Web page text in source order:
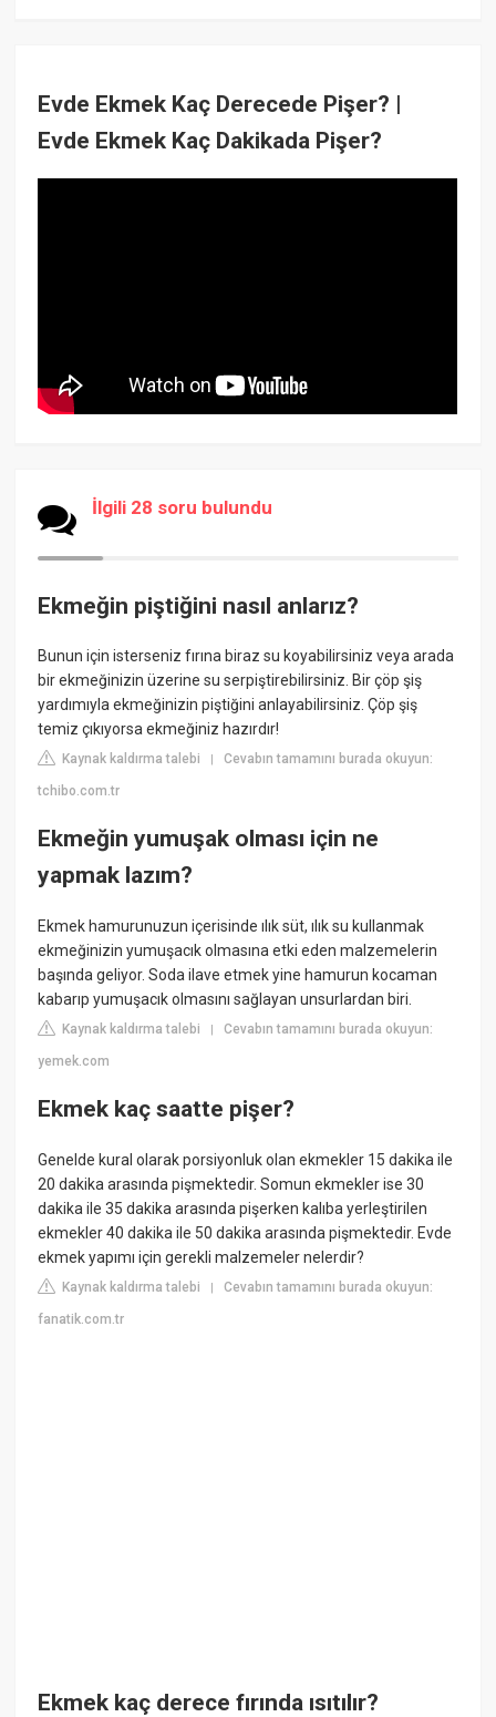
Evde Ekmek Kaç Derecede Pişer? |
Evde Ekmek Kaç Dakikada Pişer?
İlgili 28 soru bulundu
Ekmeğin piştiğini nasıl anlarız?
Bunun için isterseniz fırına biraz su koyabilirsiniz veya arada
bir ekmeğinizin üzerine su serpiştirebilirsiniz. Bir çöp şiş
yardımıyla ekmeğinizin piştiğini anlayabilirsiniz. Çöp şiş
temiz çıkıyorsa ekmeğiniz hazırdır!
Kaynak kaldırma talebi |Cevabın tamamını burada okuyun:
tchibo.com.tr
Ekmeğin yumuşak olması için ne
yapmak lazım?
Ekmek hamurunuzun içerisinde ılık süt, ılık su kullanmak
ekmeğinizin yumuşacık olmasına etki eden malzemelerin
başında geliyor. Soda ilave etmek yine hamurun kocaman
kabarıp yumuşacık olmasını sağlayan unsurlardan biri.
Kaynak kaldırma talebi |Cevabın tamamını burada okuyun:
yemek.com
Ekmek kaç saatte pişer?
Genelde kural olarak porsiyonluk olan ekmekler 15 dakika ile
20 dakika arasında pişmektedir. Somun ekmekler ise 30
dakika ile 35 dakika arasında pişerken kalıba yerleştirilen
ekmekler 40 dakika ile 50 dakika arasında pişmektedir. Evde
ekmek yapımı için gerekli malzemeler nelerdir?
Kaynak kaldırma talebi |Cevabın tamamını burada okuyun:
fanatik.com.tr
Ekmek kaç derece fırında ısıtılır?